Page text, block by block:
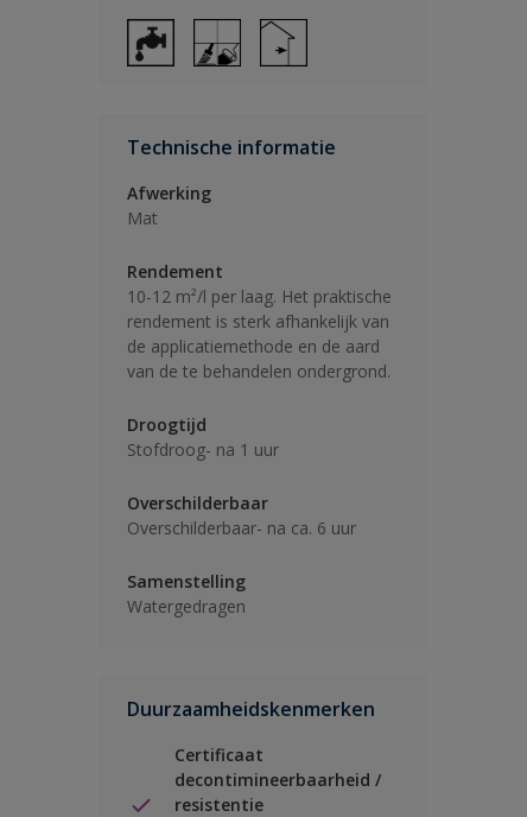
Technische informatie
Afwerking
Mat
Rendement
10-12 m²/l per laag. Het praktische
rendement is sterk afhankelijk van
de applicatiemethode en de aard
van de te behandelen ondergrond.
Droogtijd
Stofdroog- na 1 uur
Overschilderbaar
Overschilderbaar- na ca. 6 uur
Samenstelling
Watergedragen
Duurzaamheidskenmerken
Certificaat
decontimineerbaarheid /
resistentie